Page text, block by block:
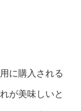
に購入される
が美味しいと